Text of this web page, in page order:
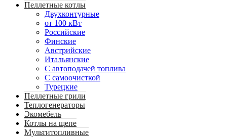
Пеллетные котлы
Двухконтурные
от 100 кВт
Российские
Финские
Австрийские
Итальянские
С автоподачей топлива
С самоочисткой
Турецкие
Пеллетные грили
Теплогенераторы
Экомебель
Котлы на щепе
Мультитопливные